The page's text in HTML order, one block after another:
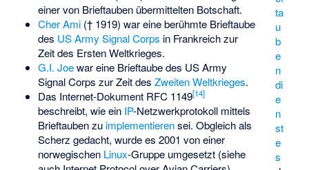
ta
u
b
e
n
di
e
n
st
e
s
einer von Brieftauben übermittelten Botschaft.
Cher Ami(† 1919) war eine berühmte Brieftaube
des US Army Signal Corps in Frankreich zur
Zeit des Ersten Weltkrieges.
G.I. Joewar eine Brieftaube des US Army
Signal Corps zur Zeit des Zweiten Weltkrieges.
Das Internet-Dokument RFC 1149[14]
beschreibt, wie ein IP-Netzwerkprotokoll mittels
Brieftauben zu implementierensei. Obgleich als
Scherz gedacht, wurde es 2001 von einer
norwegischen Linux-Gruppe umgesetzt (siehe